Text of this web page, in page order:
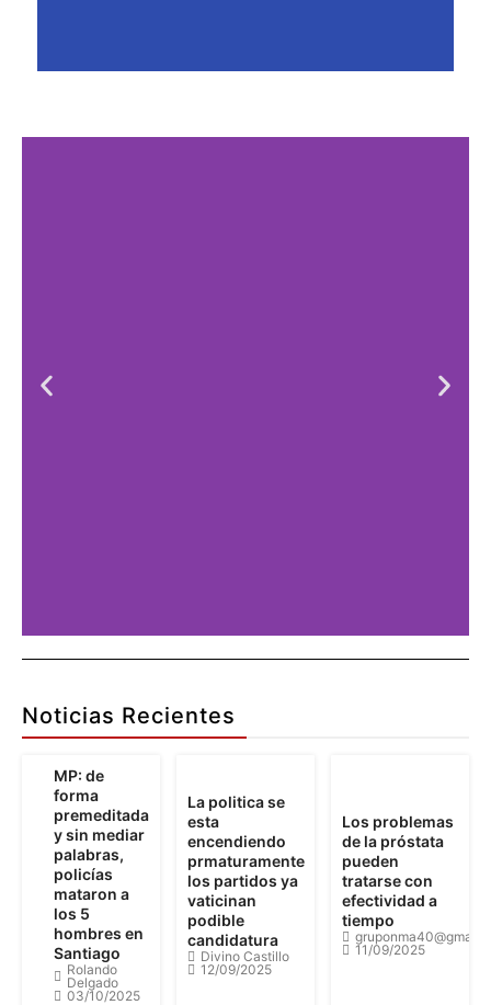
Aquí
Detalles
Noticias Recientes
MP: de
forma
premeditada
y sin mediar
palabras,
policías
mataron a
los 5
hombres en
Santiago
Rolando
Delgado
03/10/2025
La politica se
esta
encendiendo
prmaturamente
los partidos ya
vaticinan
podible
candidatura
Divino Castillo
12/09/2025
Los problemas
de la próstata
pueden
tratarse con
efectividad a
tiempo
11/09/2025